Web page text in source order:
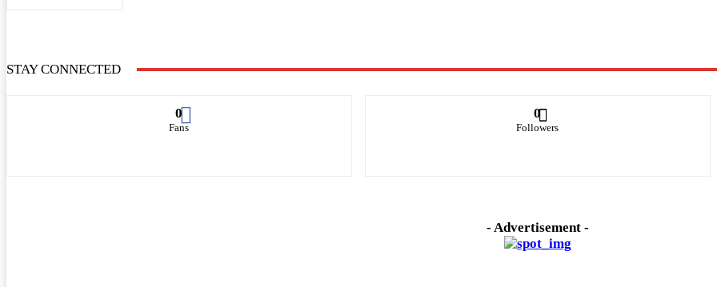
STAY CONNECTED
0
Fans
0
Followers
- Advertisement -